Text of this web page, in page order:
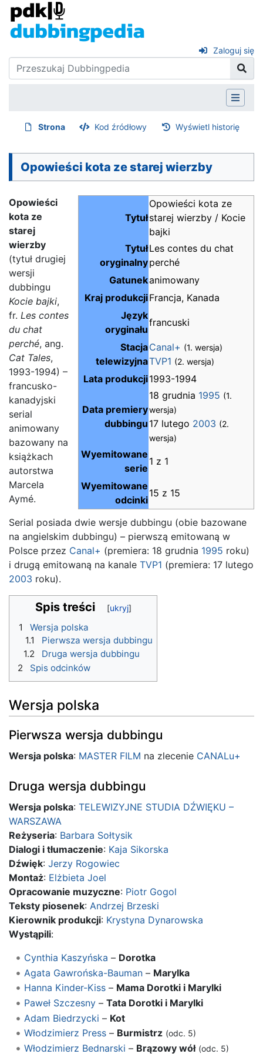
Zaloguj się
Strona Kod źródłowy Wyświetl historię
Opowieści kota ze starej wierzby
Tytuł
Opowieści kota ze
starej wierzby / Kocie
bajki
Tytuł
oryginalny
Les contes du chat
perché
Gatunekanimowany
Kraj produkcjiFrancja, Kanada
Język
oryginału
francuski
Stacja
telewizyjna
Canal+ (1. wersja)
TVP1 (2. wersja)
Lata produkcji1993-1994
Data premiery
dubbingu
18 grudnia 1995 (1.
wersja)
17 lutego 2003 (2.
wersja)
Wyemitowane
serie
1 z 1
Wyemitowane
odcinki
15 z 15
Opowieści
kota ze
starej
wierzby
(tytuł drugiej
wersji
dubbingu
Kocie bajki,
fr. Les contes
du chat
perché, ang.
Cat Tales,
1993-1994) –
francusko-
kanadyjski
serial
animowany
bazowany na
książkach
autorstwa
Marcela
Aymé.
Serial posiada dwie wersje dubbingu (obie bazowane
na angielskim dubbingu) – pierwszą emitowaną w
Polsce przez Canal+ (premiera: 18 grudnia 1995 roku)
i drugą emitowaną na kanale TVP1 (premiera: 17 lutego
2003 roku).
Spis treści
1
Wersja polska
1.1
Pierwsza wersja dubbingu
1.2
Druga wersja dubbingu
2
Spis odcinków
Wersja polska
Pierwsza wersja dubbingu
Wersja polska: MASTER FILM na zlecenie CANALu+
Druga wersja dubbingu
Wersja polska: TELEWIZYJNE STUDIA DŹWIĘKU –
WARSZAWA
Reżyseria: Barbara Sołtysik
Dialogi i tłumaczenie: Kaja Sikorska
Dźwięk: Jerzy Rogowiec
Montaż: Elżbieta Joel
Opracowanie muzyczne: Piotr Gogol
Teksty piosenek: Andrzej Brzeski
Kierownik produkcji: Krystyna Dynarowska
Wystąpili:
Cynthia Kaszyńska – Dorotka
Agata Gawrońska-Bauman– Marylka
Hanna Kinder-Kiss– Mama Dorotki i Marylki
Paweł Szczesny– Tata Dorotki i Marylki
Adam Biedrzycki – Kot
Włodzimierz Press– Burmistrz (odc. 5)
Włodzimierz Bednarski – Brązowy wół (odc. 5)